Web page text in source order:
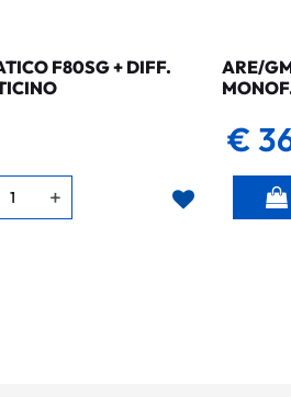
F80SG + DIFF.
ARE/
€
Quantità